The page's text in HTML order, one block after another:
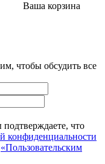
Ваша корзина
чтобы обсудить все
что
конфиденциальности
«Пользовательским